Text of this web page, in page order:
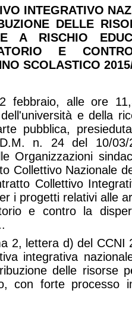
INTEGRATIVO
DELLE
A RISCHIO
E
SCOLASTICO
febbraio, alle ore
e della
pubblica,
n. 24 del 10/03/
Organizzazioni
Collettivo Nazionale
Collettivo
i progetti relativi alle
e contro la
2, lettera d) del CCNI
integrativa
delle risorse
con forte processo